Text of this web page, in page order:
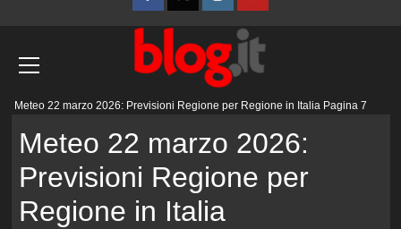
FacebookTwitterInstagramYouTube
Meteo 22 marzo 2026: Previsioni Regione per Regione in Italia Pagina 7
Meteo 22 marzo 2026:
Previsioni Regione per
Regione in Italia